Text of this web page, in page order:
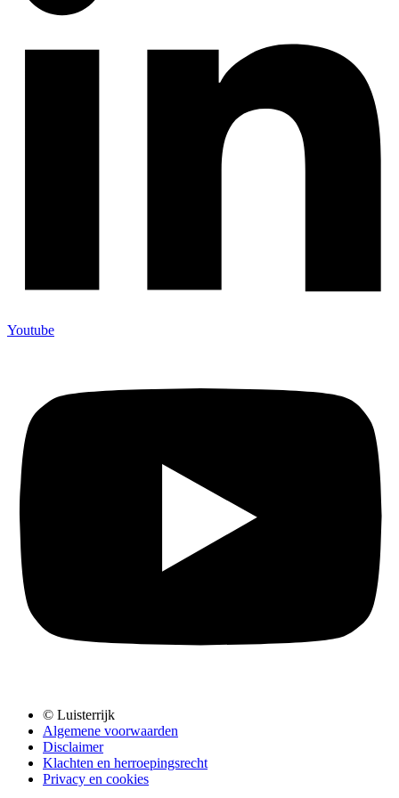
Youtube
© Luisterrijk
Algemene voorwaarden
Disclaimer
Klachten en herroepingsrecht
Privacy en cookies